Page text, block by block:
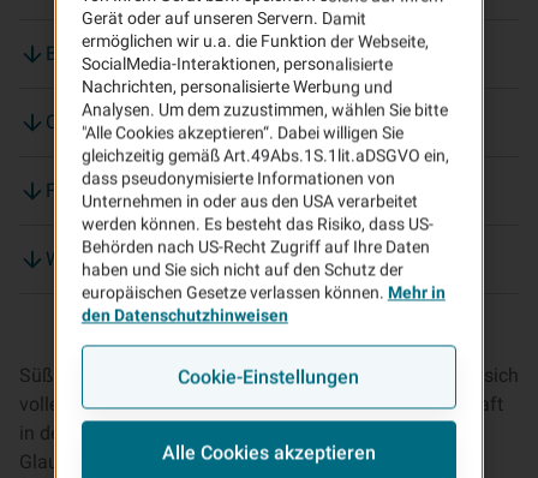
Beschmutzertrick
Orientierungstrick
Fünf Tipps gegen Trickdiebstahl
Welche Versicherung zahlt bei Trickdiebstahl?
Süßer die Kassen nie klingeln – für Trickdiebe machen sich
volle Weihnachtsmärkte und die erhöhte Hilfsbereitschaft
in der Vorweihnachtszeit besonders bezahlt. Im guten
Glauben sind Opfer eines Trickdiebstahls ihr Handy,
Gerät oder auf unseren Servern. Damit
ermöglichen wir u.a. die Funktion der Webseite,
SocialMedia-Interaktionen, personalisierte
Nachrichten, personalisierte Werbung und
Analysen. Um dem zuzustimmen, wählen Sie bitte
"Alle Cookies akzeptieren“. Dabei willigen Sie
gleichzeitig gemäß Art.49Abs.1S.1lit.aDSGVO ein,
dass pseudonymisierte Informationen von
Unternehmen in oder aus den USA verarbeitet
werden können. Es besteht das Risiko, dass US-
Behörden nach US-Recht Zugriff auf Ihre Daten
haben und Sie sich nicht auf den Schutz der
europäischen Gesetze verlassen können. Mehr in
den Datenschutzhinweisen
Cookie-Einstellungen
Alle Cookies akzeptieren